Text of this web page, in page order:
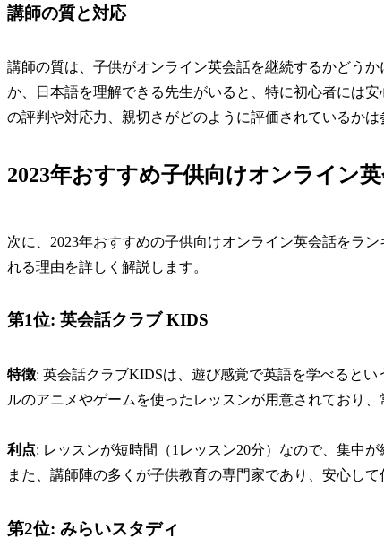
講師の質と対応
講師の質は、子供がオンライン英会話を継続するかどう
か、日本語を理解できる先生がいると、特に初心者には
の評判や対応力、親切さがどのように評価されているかは
2023年おすすめ子供向けオンライン
次に、2023年おすすめの子供向けオンライン英会話をラ
れる理由を詳しく解説します。
第1位: 英会話クラブ KIDS
特徴: 英会話クラブKIDSは、遊び感覚で英語を学べると
ルのアニメやゲームを使ったレッスンが用意されており、
利点: レッスンが短時間（1レッスン20分）なので、集中
また、講師陣の多くが子供教育の専門家であり、安心して
第2位: みらいスタディ